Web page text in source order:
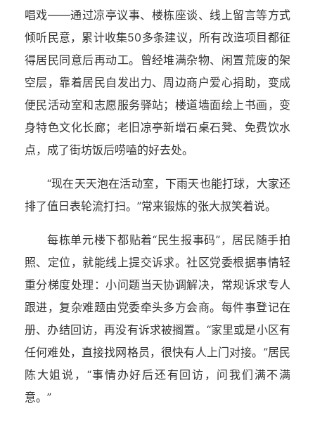
唱戏——通过凉亭议事、楼栋座谈、线上留言等方式
倾听民意，累计收集50多条建议，所有改造项目都征
得居民同意后再动工。曾经堆满杂物、闲置荒废的架
空层，靠着居民自发出力、周边商户爱心捐助，变成
便民活动室和志愿服务驿站；楼道墙面绘上书画，变
身特色文化长廊；老旧凉亭新增石桌石凳、免费饮水
点，成了街坊饭后唠嗑的好去处。
“现在天天泡在活动室，下雨天也能打球，大家还
排了值日表轮流打扫。”常来锻炼的张大叔笑着说。
每栋单元楼下都贴着“民生报事码”，居民随手拍
照、定位，就能线上提交诉求。社区党委根据事情轻
重分梯度处理：小问题当天协调解决，常规诉求专人
跟进，复杂难题由党委牵头多方会商。每件事登记在
册、办结回访，再没有诉求被搁置。“家里或是小区有
任何难处，直接找网格员，很快有人上门对接。”居民
陈大姐说，“事情办好后还有回访，问我们满不满
意。”